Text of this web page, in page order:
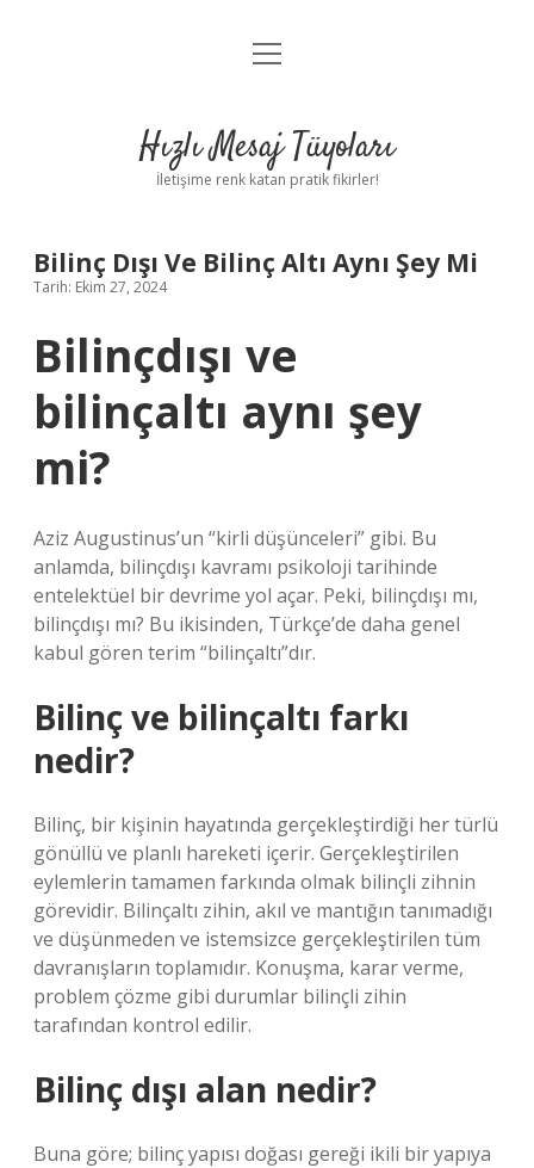
Anasayfa
Yasal Uyarı
menüyü
Hızlı Mesaj Tüyoları
İletişime renk katan pratik fikirler!
Bilinç Dışı Ve Bilinç Altı Aynı Şey Mi
Tarih: Ekim 27, 2024
Bilinçdışı ve
bilinçaltı aynı şey
mi?
Aziz Augustinus’un “kirli düşünceleri” gibi. Bu
anlamda, bilinçdışı kavramı psikoloji tarihinde
entelektüel bir devrime yol açar. Peki, bilinçdışı mı,
bilinçdışı mı? Bu ikisinden, Türkçe’de daha genel
kabul gören terim “bilinçaltı”dır.
Bilinç ve bilinçaltı farkı
nedir?
Bilinç, bir kişinin hayatında gerçekleştirdiği her türlü
gönüllü ve planlı hareketi içerir. Gerçekleştirilen
eylemlerin tamamen farkında olmak bilinçli zihnin
görevidir. Bilinçaltı zihin, akıl ve mantığın tanımadığı
ve düşünmeden ve istemsizce gerçekleştirilen tüm
davranışların toplamıdır. Konuşma, karar verme,
problem çözme gibi durumlar bilinçli zihin
tarafından kontrol edilir.
Bilinç dışı alan nedir?
Buna göre; bilinç yapısı doğası gereği ikili bir yapıya